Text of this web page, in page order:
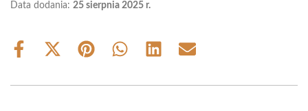
Data dodania: 25 sierpnia 2025 r.
Share
Share
(Twitter)
Share Share Share Share